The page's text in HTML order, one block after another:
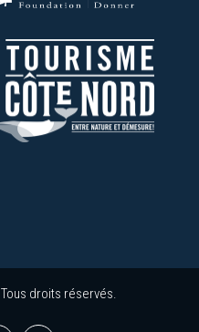
Tous droits réservés.